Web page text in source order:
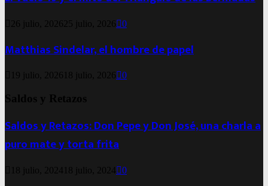
26 julio, 2026 25 julio, 2026 0
Matthias Sindelar, el hombre de papel
19 julio, 2026 18 julio, 2026 0
Saldos y Retazos
Saldos y Retazos: Don Pepe y Don José, una charla a
puro mate y torta frita
18 julio, 2024 18 julio, 2024 0